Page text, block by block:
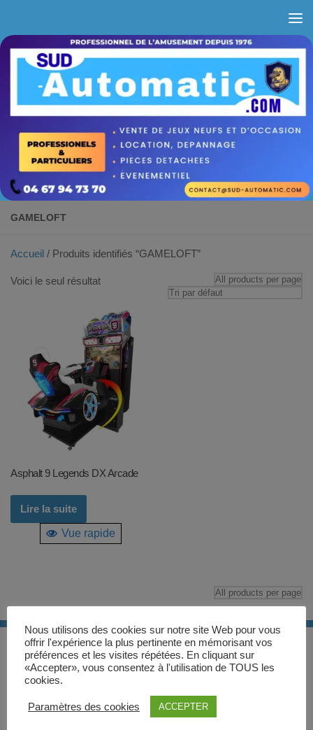
GAMELOFT
Accueil / Produits identifiés “GAMELOFT”
Voici le seul résultat
Asphalt 9 Legends DX Arcade
Lire la suite
Vue rapide
Nous utilisons des cookies sur notre site Web pour vous
offrir l'expérience la plus pertinente en mémorisant vos
préférences et les visites répétées. En cliquant sur
«Accepter», vous consentez à l'utilisation de TOUS les
cookies.
Paramètres des cookies ACCEPTER